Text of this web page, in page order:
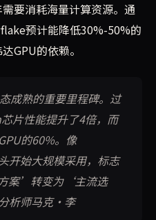
要消耗海量计算资源。通
预计能降低30%-50%的
GPU的依赖。
成熟的重要里程碑。过
片性能提升了4倍，而
的60%。像
开始大规模采用，标志
案’转变为‘主流选
析师马克·李